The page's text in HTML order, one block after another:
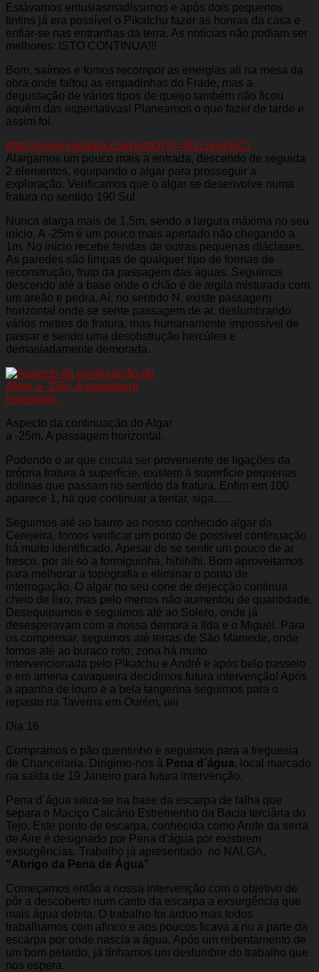
Estávamos entusiasmadíssimos e após dois pequenos
tintins já era possível o Pikatchu fazer as honras da casa e
enfiar-se nas entranhas da terra. As notícias não podiam ser
melhores: ISTO CONTINUA!!!
Bom, saímos e fomos recompor as energias ali na mesa da
obra onde faltou as empadinhas do Frade, mas a
degustação de vários tipos de queijo também não ficou
aquém das espectativas! Planeamos o que fazer de tarde e
assim foi.
https://www.youtube.com/watch?v=SlzLunw3vCI
Alargamos um pouco mais a entrada, descendo de seguida
2 elementos, equipando o algar para prosseguir a
exploração. Verificamos que o algar se desenvolve numa
fratura no sentido 190 Sul.
Nunca alarga mais de 1,5m, sendo a largura máxima no seu
início. A -25m é um pouco mais apertado não chegando a
1m. No início recebe fendas de outras pequenas diáclases.
As paredes são limpas de qualquer tipo de formas de
reconstrução, fruto da passagem das águas. Seguimos
descendo até a base onde o chão é de argila misturada com
um areão e pedra. Aí, no sentido N, existe passagem
horizontal onde se sente passagem de ar, deslumbrando
vários metros de fratura, mas humanamente impossível de
passar e sendo uma desobstrução hercúlea e
demasiadamente demorada.
Aspecto da continuação do Algar
a -25m. A passagem horizontal.
Podendo o ar que circula ser proveniente de ligações da
própria fratura à superfície, existem à superfície pequenas
dolinas que passam no sentido da fratura. Enfim em 100
aparece 1, há que continuar a tentar, siga……
Seguimos até ao bairro ao nosso conhecido algar da
Cerejeira, fomos verificar um ponto de possível continuação
há muito identificado. Apesar de se sentir um pouco de ar
fresco, por ali só a formiguinha, hihihihi. Bom aproveitamos
para melhorar a topografia e eliminar o ponto de
interrogação. O algar no seu cone de dejecção continua
cheio de lixo, mas pelo menos não aumentou de quantidade.
Desequipamos e seguimos até ao Solero, onde já
desesperavam com a nossa demora a Ilda e o Miguel. Para
os compensar, seguimos até terras de São Mamede, onde
fomos até ao buraco roto, zona há muito
intervencionada pelo Pikatchu e André e após belo passeio
e em amena cavaqueira decidimos futura intervenção! Após
a apanha de louro e a bela tangerina seguimos para o
repasto na Taverna em Ourém, uiii
Dia 16
Compramos o pão quentinho e seguimos para a freguesia
de Chancelaria. Dirigimo-nos à Pena d´água, local marcado
na saída de 19 Janeiro para futura intervenção.
Pena d´água situa-se na base da escarpa de falha que
separa o Maciço Calcário Estremenho da Bacia terciária do
Tejo. Este ponto de escarpa, conhecida como Arrife da serra
de Aire é designado por Pena d’água por existirem
exsurgências. Trabalho já apresentado no NALGA,
“Abrigo da Pena de Água”
Começamos então a nossa intervenção com o objetivo de
pôr a descoberto num canto da escarpa a exsurgência que
mais água debita. O trabalho foi árduo mas todos
trabalhamos com afinco e aos poucos ficava a nu a parte da
escarpa por onde nascia a água. Após um rebentamento de
um bom petardo, já tínhamos um deslumbre do trabalho que
nos espera.